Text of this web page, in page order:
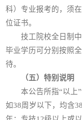
科）专业报考的，须
位证书。
技工院校全日制
毕业学历可分别按照
待。
（五） 特别说明
本公告所指“以上
如38周岁以下，均含